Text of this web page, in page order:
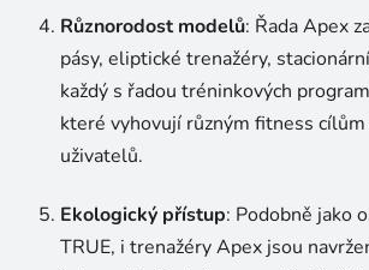
Různorodost modelů: Řada Apex
pásy, eliptické trenažéry,
každý s řadou tréninkových
které vyhovují různým fitness
uživatelů.
Ekologický přístup: Podobně jako
TRUE, i trenažéry Apex jsou